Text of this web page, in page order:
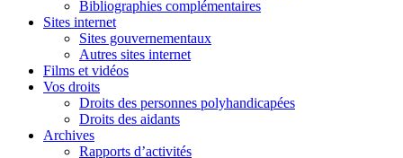
Bibliographies complémentaires
Sites internet
Sites gouvernementaux
Autres sites internet
Films et vidéos
Vos droits
Droits des personnes polyhandicapées
Droits des aidants
Archives
Rapports d’activités